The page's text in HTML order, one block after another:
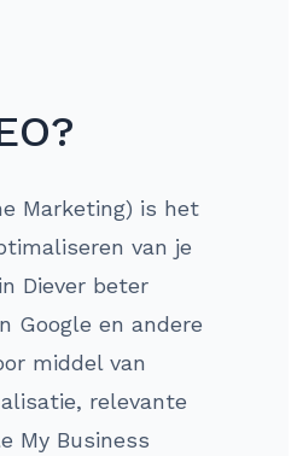
Marketing) is het
van je
Diever beter
Google en andere
middel van
relevante
My Business